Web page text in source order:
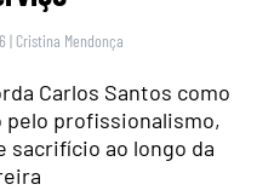
| Cristina Mendonça
Carlos Santos como
pelo profissionalismo,
ao longo da